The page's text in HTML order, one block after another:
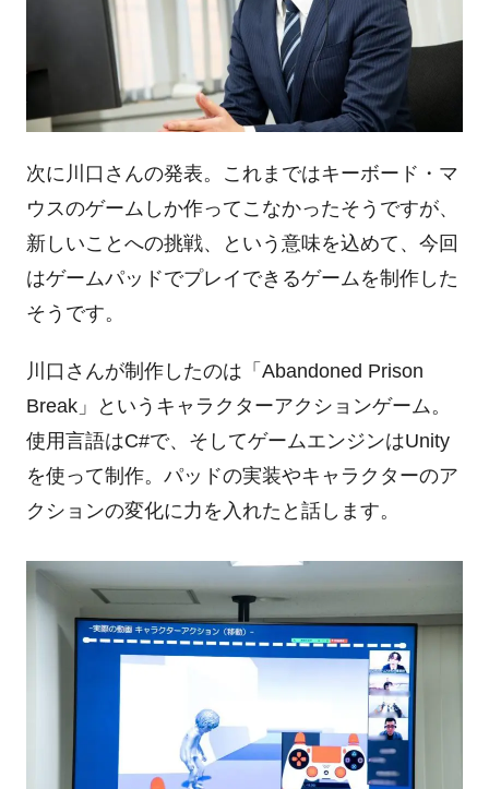
次に川口さんの発表。これまではキーボード・マ
ウスのゲームしか作ってこなかったそうですが、
新しいことへの挑戦、という意味を込めて、今回
はゲームパッドでプレイできるゲームを制作した
そうです。
川口さんが制作したのは「 Abandoned Prison
Break」というキャラクターアクションゲーム。
使用言語はC#で、そしてゲームエンジンはUnity
を使って制作。パッドの実装やキャラクターのア
クションの変化に力を入れたと話します。